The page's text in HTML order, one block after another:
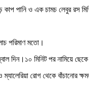
পানি ও এক চামচ লেবুর রস
পরিমাণ মতো।
দিন।১০ মিনিট পর নামিয়ে
রোগ থেকে বাঁচানোর